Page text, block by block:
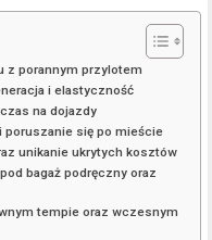
z porannym przylotem
i elastyczność
na dojazdy
poruszanie się po mieście
unikanie ukrytych kosztów
bagaż podręczny oraz
tempie oraz wczesnym